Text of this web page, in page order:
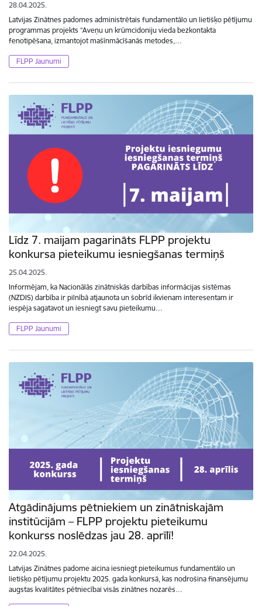
28.04.2025.
Latvijas Zinātnes padomes administrētais fundamentālo un lietišķo pētījumu
programmas projekts “Aveņu un krūmcidoniju vieda bezkontakta
fenotipēšana, izmantojot mašīnmācīšanās metodes,…
FLPP Jaunumi
Līdz 7. maijam pagarināts FLPP projektu
konkursa pieteikumu iesniegšanas termiņš
25.04.2025.
Informējam, ka Nacionālās zinātniskās darbības informācijas sistēmas
(NZDIS) darbība ir pilnībā atjaunota un šobrīd ikvienam interesentam ir
iespēja sagatavot un iesniegt savu pieteikumu…
FLPP Jaunumi
Atgādinājums pētniekiem un zinātniskajām
institūcijām – FLPP projektu pieteikumu
konkurss noslēdzas jau 28. aprīlī!
22.04.2025.
Latvijas Zinātnes padome aicina iesniegt pieteikumus fundamentālo un
lietišķo pētījumu projektu 2025. gada konkursā, kas nodrošina finansējumu
augstas kvalitātes pētniecībai visās zinātnes nozarēs…